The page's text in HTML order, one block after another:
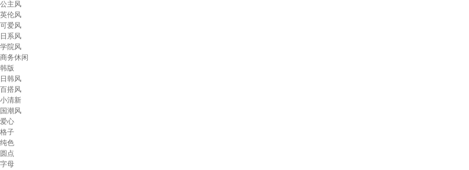
公主风
英伦风
可爱风
日系风
学院风
商务休闲
韩版
日韩风
百搭风
小清新
国潮风
爱心
格子
纯色
圆点
字母